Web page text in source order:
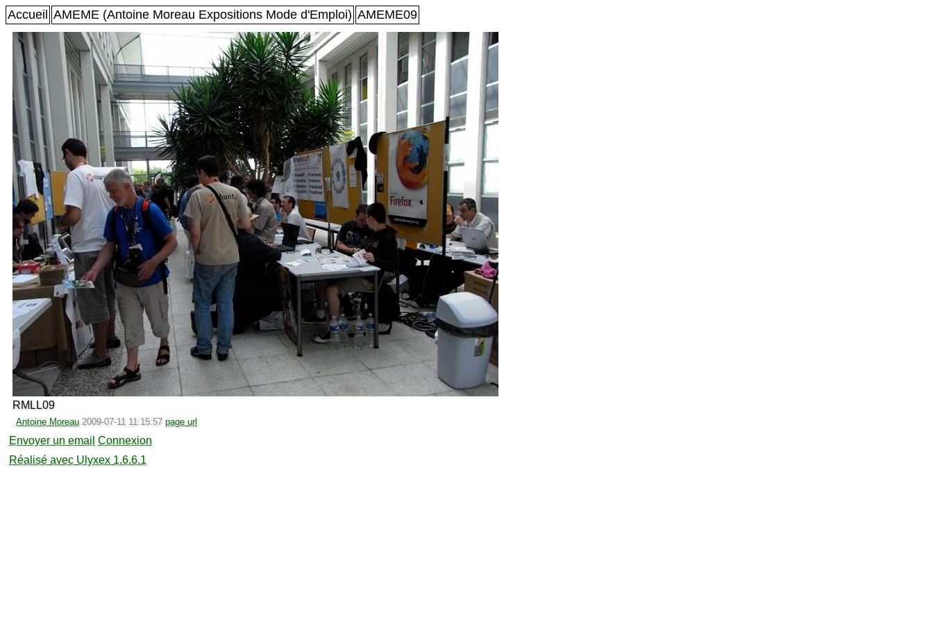
Accueil AMEME (Antoine Moreau Expositions Mode d'Emploi) AMEME09
RMLL09
Antoine Moreau 2009-07-11 11:15:57 page url
Envoyer un email Connexion
Réalisé avec Ulyxex 1.6.6.1